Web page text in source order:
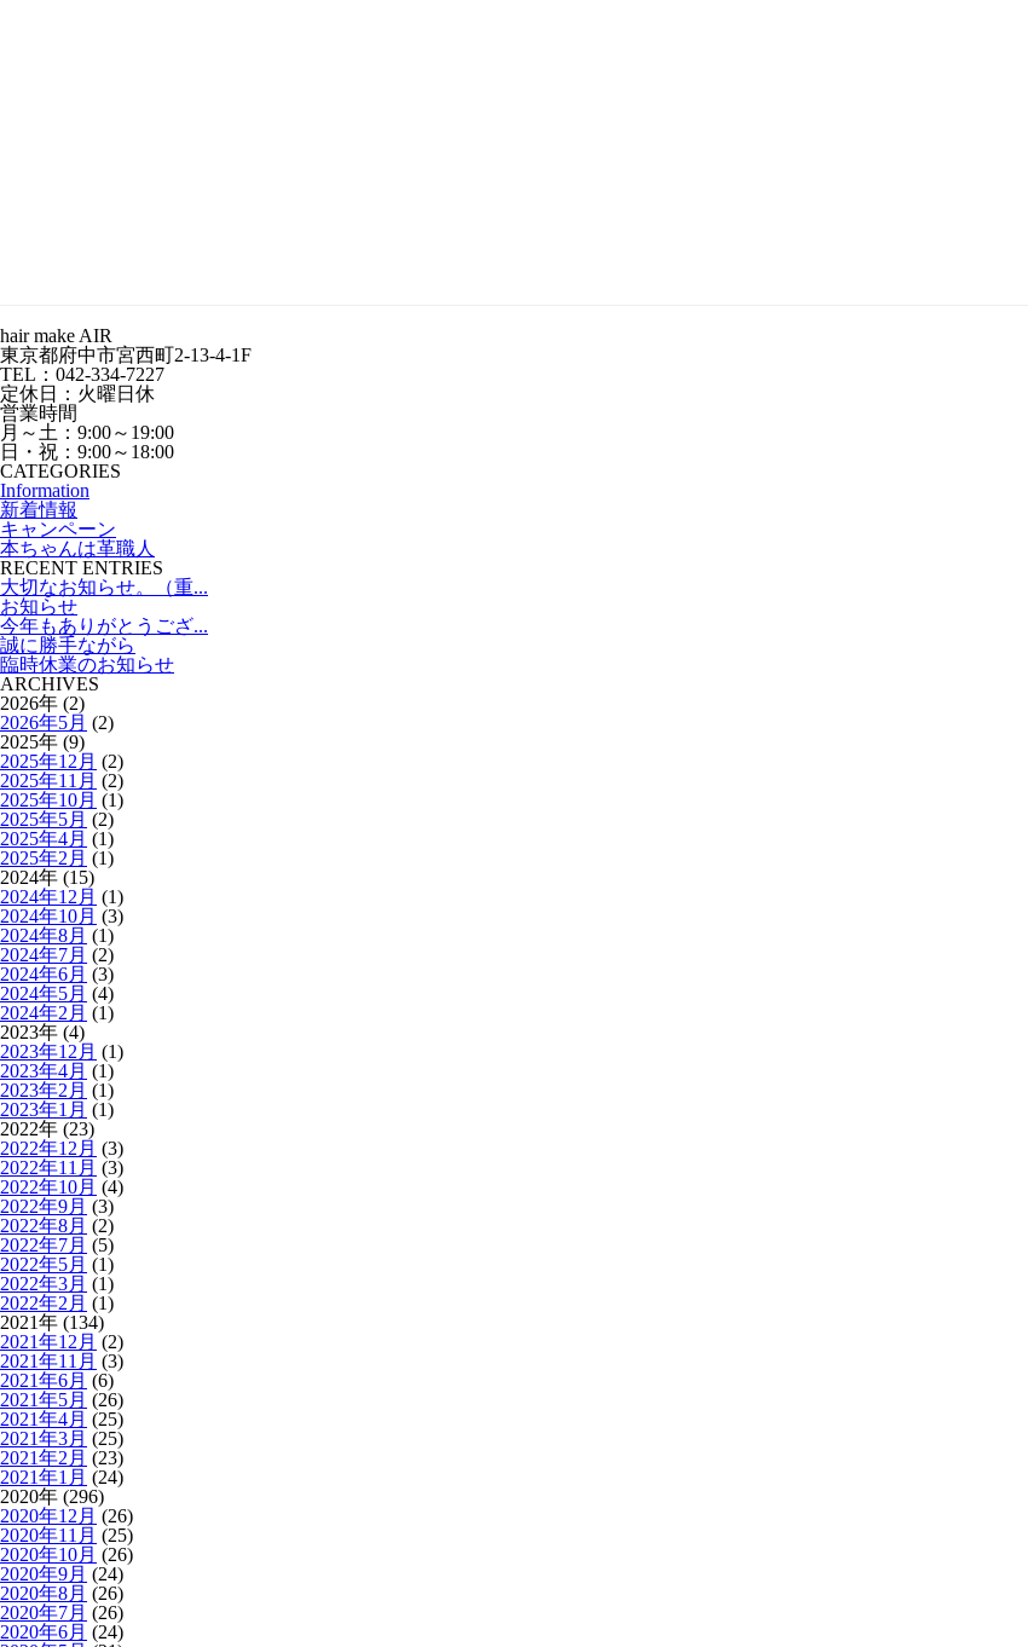
hair make AIR
東京都府中市宮西町2-13-4-1F
TEL：042-334-7227
定休日：火曜日休
営業時間
月～土：9:00～19:00
日・祝：9:00～18:00
CATEGORIES
Information
新着情報
キャンペーン
本ちゃんは革職人
RECENT ENTRIES
大切なお知らせ。（重...
お知らせ
今年もありがとうござ...
誠に勝手ながら
臨時休業のお知らせ
ARCHIVES
2026年 (2)
2026年5月 (2)
2025年 (9)
2025年12月 (2)
2025年11月 (2)
2025年10月 (1)
2025年5月 (2)
2025年4月 (1)
2025年2月 (1)
2024年 (15)
2024年12月 (1)
2024年10月 (3)
2024年8月 (1)
2024年7月 (2)
2024年6月 (3)
2024年5月 (4)
2024年2月 (1)
2023年 (4)
2023年12月 (1)
2023年4月 (1)
2023年2月 (1)
2023年1月 (1)
2022年 (23)
2022年12月 (3)
2022年11月 (3)
2022年10月 (4)
2022年9月 (3)
2022年8月 (2)
2022年7月 (5)
2022年5月 (1)
2022年3月 (1)
2022年2月 (1)
2021年 (134)
2021年12月 (2)
2021年11月 (3)
2021年6月 (6)
2021年5月 (26)
2021年4月 (25)
2021年3月 (25)
2021年2月 (23)
2021年1月 (24)
2020年 (296)
2020年12月 (26)
2020年11月 (25)
2020年10月 (26)
2020年9月 (24)
2020年8月 (26)
2020年7月 (26)
2020年6月 (24)